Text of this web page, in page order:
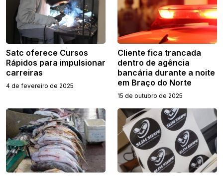
Satc oferece Cursos
Rápidos para impulsionar
carreiras
4 de fevereiro de 2025
Cliente fica trancada
dentro de agência
bancária durante a noite
em Braço do Norte
15 de outubro de 2025